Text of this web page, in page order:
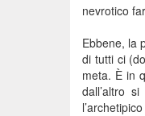
nevrotico
Ebbene, la
di tutti ci
meta. È in
dall’altro